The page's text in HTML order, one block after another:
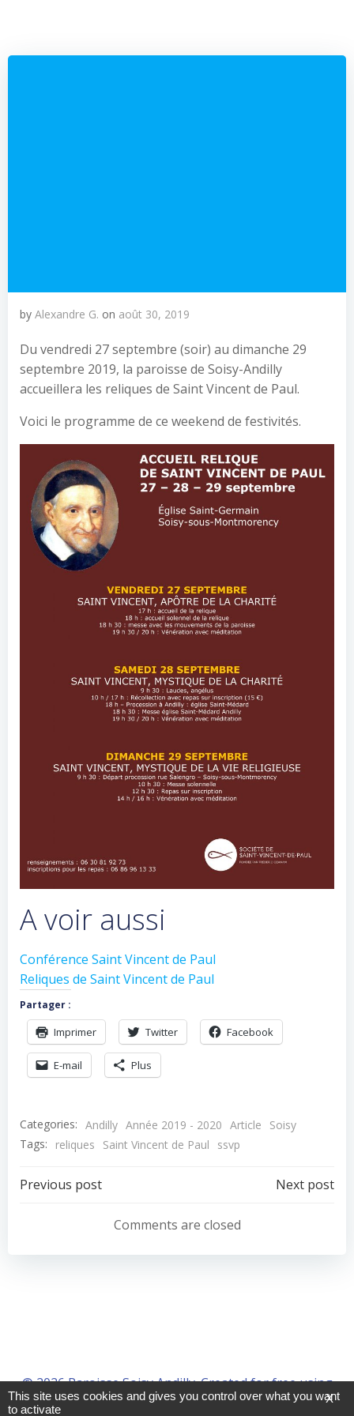
by Alexandre G. on août 30, 2019
Du vendredi 27 septembre (soir) au dimanche 29
septembre 2019, la paroisse de Soisy-Andilly
accueillera les reliques de Saint Vincent de Paul.
Voici le programme de ce weekend de festivités.
A voir aussi
Conférence Saint Vincent de Paul
Reliques de Saint Vincent de Paul
Partager :
Imprimer Twitter Facebook
E-mail Plus
Categories: Andilly Année 2019 - 2020 Article
Soisy
Tags:
reliques Saint Vincent de Paul ssvp
Navigation
l’article
Previous post
Navigation
de
l’article
Next post
Comments are closed
© 2026 Paroisse Soisy Andilly. Created for free using
WordPress andColibri X
This site uses cookies and gives you control over what you want
to activate